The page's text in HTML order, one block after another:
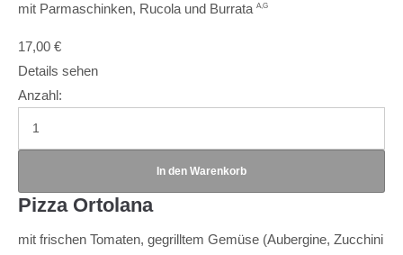
mit Parmaschinken, Rucola und Burrata A,G
17,00 €
Details sehen
Anzahl:
Pizza Ortolana
mit frischen Tomaten, gegrilltem Gemüse (Aubergine, Zucchini